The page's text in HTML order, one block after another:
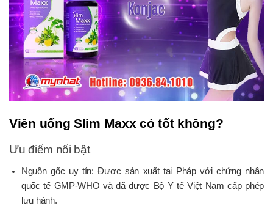
Viên uống Slim Maxx có tốt không?
Ưu điểm nổi bật
Nguồn gốc uy tín: Được sản xuất tại Pháp với chứng nhận
quốc tế GMP-WHO và đã được Bộ Y tế Việt Nam cấp phép
lưu hành.